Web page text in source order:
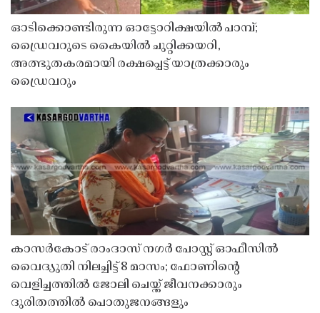
ഓടിക്കൊണ്ടിരുന്ന ഓട്ടോറിക്ഷയിൽ പാമ്പ്;
ഡ്രൈവറുടെ കൈയിൽ ചുറ്റിക്കയറി,
അത്ഭുതകരമായി രക്ഷപ്പെട്ട് യാത്രക്കാരും
ഡ്രൈവറും
കാസർകോട് രാംദാസ് നഗർ പോസ്റ്റ് ഓഫീസിൽ
വൈദ്യുതി നിലച്ചിട്ട് 8 മാസം; ഫോണിൻ്റെ
വെളിച്ചത്തിൽ ജോലി ചെയ്ത് ജീവനക്കാരും
ദുരിതത്തിൽ പൊതുജനങ്ങളും